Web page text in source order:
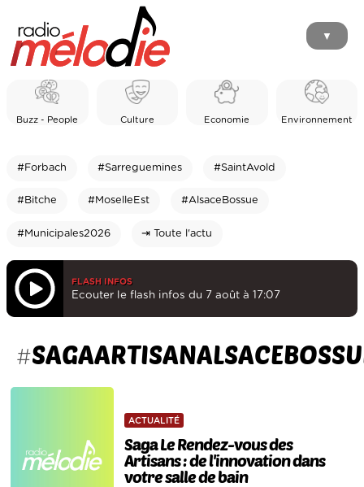
▼
Buzz - People Culture Economie Environnement
#Forbach #Sarreguemines #SaintAvold
#Bitche #MoselleEst #AlsaceBossue
#Municipales2026 ⇥ Toute l'actu
FLASH INFOS
Ecouter le flash infos du 7 août à 17:07
#
ACTUALITÉ
Saga Le Rendez-vous des
Artisans : de l'innovation dans
votre salle de bain